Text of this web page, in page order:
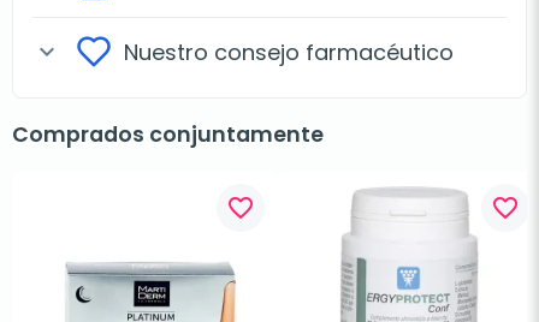
expand_more Nuestro consejo farmacéutico
Comprados conjuntamente
favorite_border favorite_border